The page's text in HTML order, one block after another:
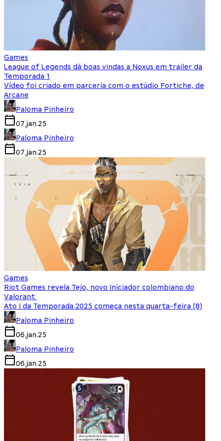
Games
League of Legends dá boas vindas a Noxus em trailer da
Temporada 1
Vídeo foi criado em parceria com o estúdio Fortiche, de
Arcane
Paloma Pinheiro
07.jan.25
Paloma Pinheiro
07.jan.25
Games
Riot Games revela Tejo, novo Iniciador colombiano do
Valorant
Ato I da Temporada 2025 começa nesta quarta-feira (8)
Paloma Pinheiro
06.jan.25
Paloma Pinheiro
06.jan.25